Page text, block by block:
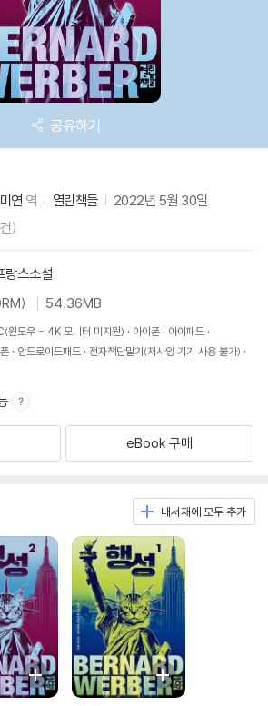
공유하기
연 역 열린책들 2022년 5월 30일
)
랑스소설
54.36MB
윈도우 - 4K 모니터 미지원) 아이폰
아이패드
안드로이드패드
전자책단말기(저사양 기기 사용 불가)
eBook 구매
내서재에 모두 추가